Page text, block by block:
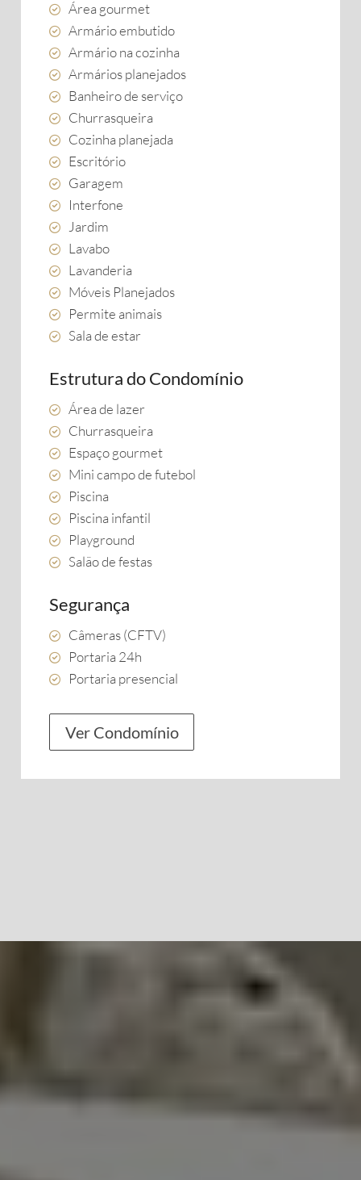
Área gourmet
Armário embutido
Armário na cozinha
Armários planejados
Banheiro de serviço
Churrasqueira
Cozinha planejada
Escritório
Garagem
Interfone
Jardim
Lavabo
Lavanderia
Móveis Planejados
Permite animais
Sala de estar
Estrutura do Condomínio
Área de lazer
Churrasqueira
Espaço gourmet
Mini campo de futebol
Piscina
Piscina infantil
Playground
Salão de festas
Segurança
Câmeras (CFTV)
Portaria 24h
Portaria presencial
Ver Condomínio